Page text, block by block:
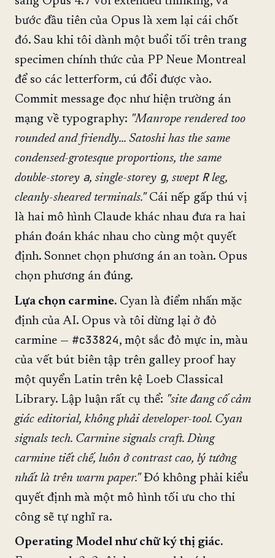
bước đầu tiên của Opus là xem lại cái chốt
đó. Sau khi tôi dành một buổi tối trên trang
specimen chính thức của PP Neue Montreal
để so các letterform, cú đổi được vào.
Commit message đọc như hiện trường án
mạng về typography: "Manrope rendered too
rounded and friendly... Satoshi has the same
condensed-grotesque proportions, the same
double-storey a, single-storey g, swept Rleg,
cleanly-sheared terminals."Cái nếp gấp thú vị
là hai mô hình Claude khác nhau đưa ra hai
phán đoán khác nhau cho cùng một quyết
định. Sonnet chọn phương án an toàn. Opus
chọn phương án đúng.
Lựa chọn carmine. Cyan là điểm nhấn mặc
định của AI. Opus và tôi dừng lại ở đỏ
carmine — #c33824, một sắc đỏ mực in, màu
của vết bút biên tập trên galley proof hay
một quyển Latin trên kệ Loeb Classical
Library. Lập luận rất cụ thể: "site đang cố cảm
giác editorial, không phải developer-tool. Cyan
signals tech. Carmine signals craft. Dùng
carmine tiết chế, luôn ở contrast cao, lý tưởng
nhất là trên warm paper."Đó không phải kiểu
quyết định mà một mô hình tối ưu cho thi
công sẽ tự nghĩ ra.
Operating Model như chữ ký thị giác.